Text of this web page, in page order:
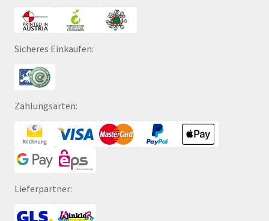
Sicheres Einkaufen:
Zahlungsarten:
Lieferpartner: